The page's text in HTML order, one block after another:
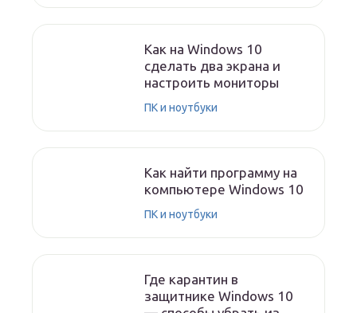
Как на Windows 10
сделать два экрана и
настроить мониторы
ПК и ноутбуки
Как найти программу на
компьютере Windows 10
ПК и ноутбуки
Где карантин в
защитнике Windows 10